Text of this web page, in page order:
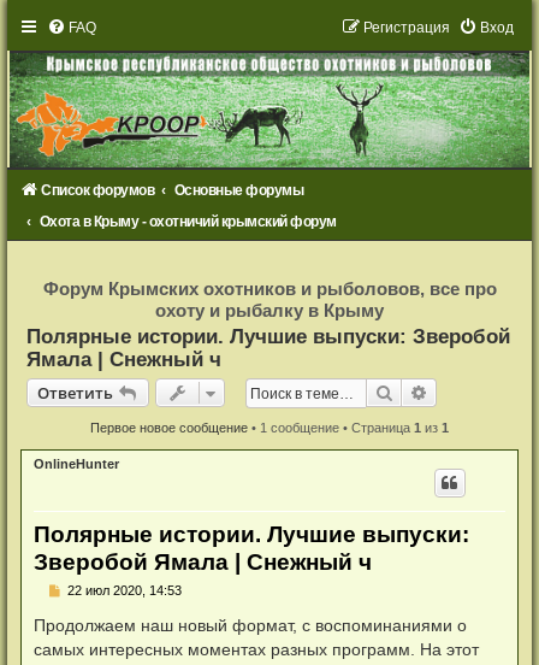
FAQ Вход
Регистрация
Список форумов
Основные форумы
Охота в Крыму - охотничий крымский форум
с
т
р
ц
и
Форум Крымских охотников и рыболовов, все про
охоту и рыбалку в Крыму
Полярные истории. Лучшие выпуски: Зверобой
Ямала | Снежный ч
Ответить
Ответить Поиск
Первое новое сообщение • 1 сообщение • Страница 1 из 1
OnlineHunter
Полярные истории. Лучшие выпуски:
Зверобой Ямала | Снежный ч
Н
п
р
о
22 июл 2020, 14:53
Продолжаем наш новый формат, с воспоминаниями о
самых интересных моментах разных программ. На этот